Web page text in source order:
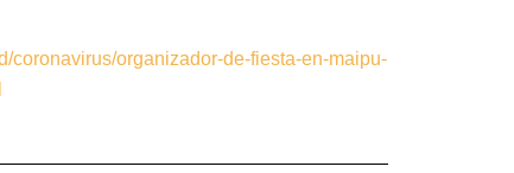
coronavirus/organizador-de-fiesta-en-maipu-